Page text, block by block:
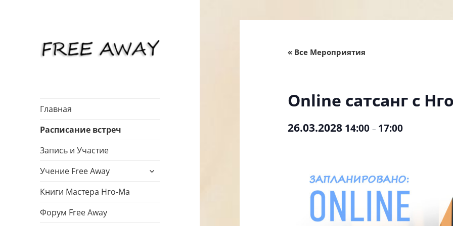
Главная
Расписание встреч
Запись и Участие
Учение Free Away
раскрыть
Книги Мастера Нго-Ма
Форум Free Away
« Все Мероприятия
Online сатсанг с
26.03.2028 14:00– 17:00